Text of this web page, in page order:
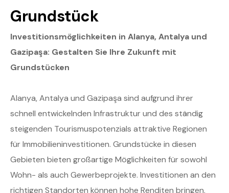
Grundstück
Investitionsmöglichkeiten in Alanya, Antalya und
Gazipaşa: Gestalten Sie Ihre Zukunft mit
Grundstücken
Alanya, Antalya und Gazipaşa sind aufgrund ihrer
schnell entwickelnden Infrastruktur und des ständig
steigenden Tourismuspotenzials attraktive Regionen
für Immobilieninvestitionen. Grundstücke in diesen
Gebieten bieten großartige Möglichkeiten für sowohl
Wohn- als auch Gewerbeprojekte. Investitionen an den
richtigen Standorten können hohe Renditen bringen.